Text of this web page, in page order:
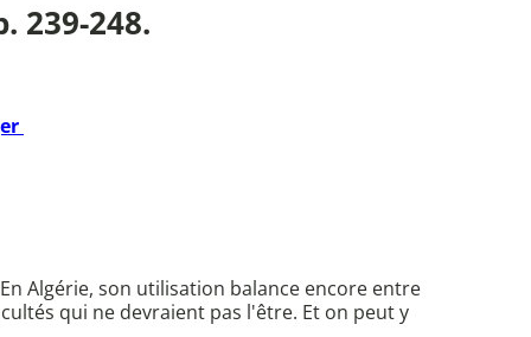
239-248.
Algérie, son utilisation balance encore entre
qui ne devraient pas l'être. Et on peut y